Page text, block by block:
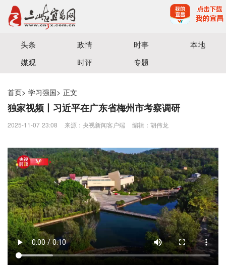
宜昌三峡融媒体中心主办
头条 政情 时事
本地
媒观
时评 专题
首页> 学习强国> 正文
独家视频丨习近平在广东省梅州市考察调研
2025-11-07 23:08 来源：央视新闻客户端 编辑：胡伟龙